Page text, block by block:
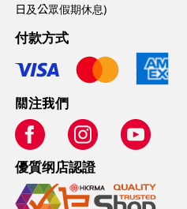
日及公眾假期休息)
付款方式
關注我們
優質纲店認證